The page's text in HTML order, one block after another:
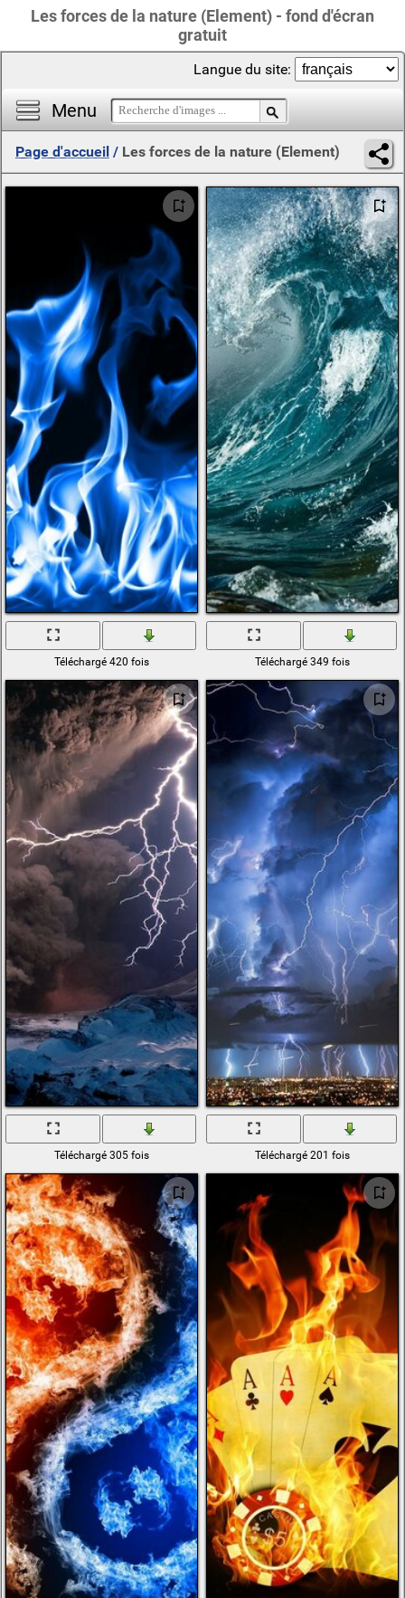
Les forces de la nature (Element) - fond d'écran
gratuit
Menu
Langue du site:
Page d'accueil / Les forces de la nature (Element)
Téléchargé 420 fois Téléchargé 349 fois
Téléchargé 305 fois Téléchargé 201 fois